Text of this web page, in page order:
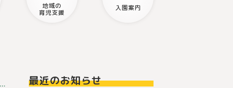
地域の
育児支援
入園案内
最近のお知らせ